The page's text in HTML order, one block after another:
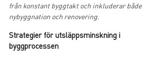
från konstant byggtakt och inkluderar både
nybyggnation och renovering.
Strategier för utsläppsminskning i
byggprocessen